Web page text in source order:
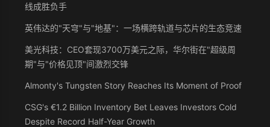
线成胜负手
英伟达的"天穹"与"地基"：一场横跨轨道与芯片的生态竞速
美光科技：CEO套现3700万美元之际，华尔街在"超级周
期"与"价格见顶"间激烈交锋
Almonty's Tungsten Story Reaches Its Moment of Proof
CSG's €1.2 Billion Inventory Bet Leaves Investors Cold
Despite Record Half-Year Growth